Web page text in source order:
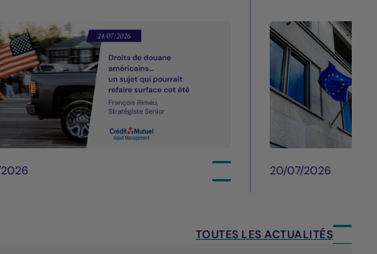
20/07/2026
TOUTES LES ACTUALITÉS